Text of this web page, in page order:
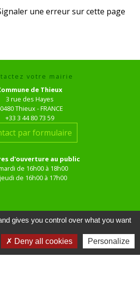
une erreur sur cette page
votre mairie
de Thieux
3 rue des Hayes
Thieux - FRANCE
+33 3 44 80 73 59
par formulaire
d'ouverture au public
de 16h00 à 18h00
de 16h00 à 17h00
gives you control over what you want
Deny all cookies Personalize